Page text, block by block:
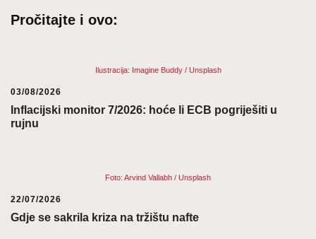
Pročitajte i ovo:
Ilustracija: Imagine Buddy / Unsplash
03/08/2026
Inflacijski monitor 7/2026: hoće li ECB pogriješiti u
rujnu
Foto: Arvind Vallabh / Unsplash
22/07/2026
Gdje se sakrila kriza na tržištu nafte